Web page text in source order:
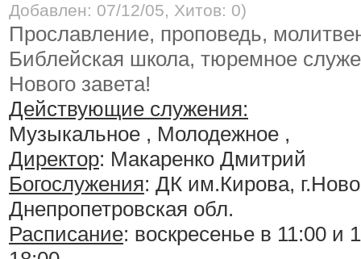
Добавлен: 07/12/05, Хитов: 0)
Прославление, проповедь,
Библейская школа, тюремное
Нового завета!
Действующие служения:
Музыкальное , Молодежное ,
Директор: Макаренко Дмитрий
Богослужения: ДК им.Кирова,
Днепропетровская обл.
Расписание: воскресенье в 11:00 и